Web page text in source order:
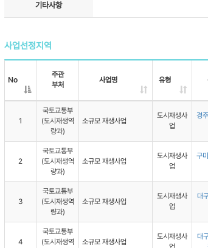
기타사항
사업선정지역
No
주관
부처
사업명 유형
1
국토교통부
(도시재생역
량과)
소규모 재생사업
도시재생사
업
경
2
국토교통부
(도시재생역
량과)
소규모 재생사업
도시재생사
업
구
3
국토교통부
(도시재생역
량과)
소규모 재생사업
도시재생사
업
대
4
국토교통부
(도시재생역
소규모 재생사업
도시재생사
대